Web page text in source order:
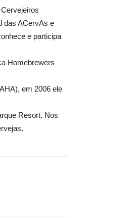
das ACervAs e
e participa
Homebrewers
em 2006 ele
Resort. Nos